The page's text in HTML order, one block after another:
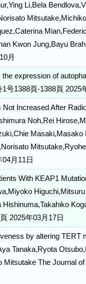
Li,Bela
Kwon Jung,Bayu
月
expression of
号1388頁-1388頁 2025
Increased After
Noh,Rei
月11日
With KEAP1
2025年03月17日
by altering TERT
Tanaka,Ryota
The Journal